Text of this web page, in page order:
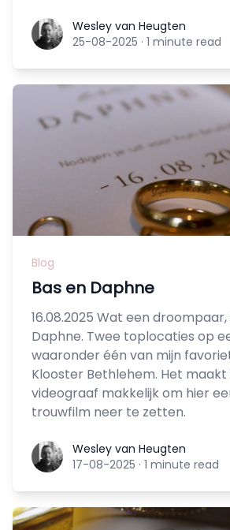
Wesley van Heugten
Wesley van Heugten
25-08-2025 · 1 minute read
Blog
Bas en Daphne
16.08.2025 Wat een droompaar,
Daphne. Twee toplocaties op
waaronder één van mijn
Klooster Bethlehem. Het
videograaf makkelijk om hier
trouwfilm neer te zetten.
Wesley van Heugten
Wesley van Heugten
17-08-2025 · 1 minute read